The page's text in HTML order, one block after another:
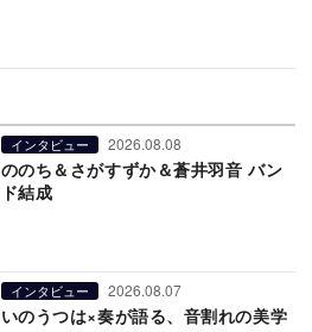
インタビュー 2026.08.08
ののち＆さがすずか＆蒼井羽音 バン
ド結成
インタビュー 2026.08.07
いのうつは×奏が語る、音割れの美学